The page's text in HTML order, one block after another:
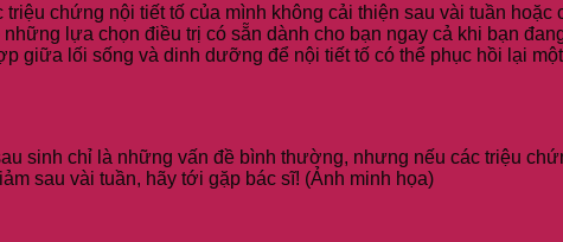
triệu chứng nội tiết tố của mình không cải thiện sau vài tuần
lựa chọn điều trị có sẵn dành cho bạn ngay cả khi bạn
giữa lối sống và dinh dưỡng để nội tiết tố có thể phục hồi lại
sinh chỉ là những vấn đề bình thường, nhưng nếu các triệu
sau vài tuần, hãy tới gặp bác sĩ! (Ảnh minh họa)